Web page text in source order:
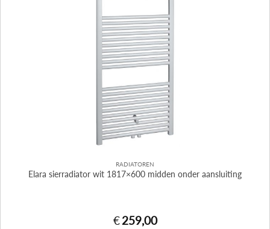
RADIATOREN
Elara sierradiator wit 1817×600 midden onder aansluiting
€ 259,00